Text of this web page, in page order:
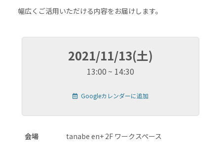
幅広くご活用いただける内容をお届けします。
2021/11/13(土)
13:00 14:30
Googleカレンダーに追加
会場 tanabe en+ 2F ワークスペース